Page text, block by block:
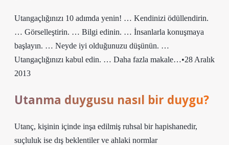
Utangaçlığınızı 10 adımda yenin! … Kendinizi ödüllendirin.
… Görselleştirin. … Bilgi edinin. … İnsanlarla konuşmaya
başlayın. … Neyde iyi olduğunuzu düşünün. …
Utangaçlığınızı kabul edin. … Daha fazla makale…•28 Aralık
2013
Utanma duygusu nasıl bir duygu?
Utanç, kişinin içinde inşa edilmiş ruhsal bir hapishanedir,
suçluluk ise dış beklentiler ve ahlaki normlar